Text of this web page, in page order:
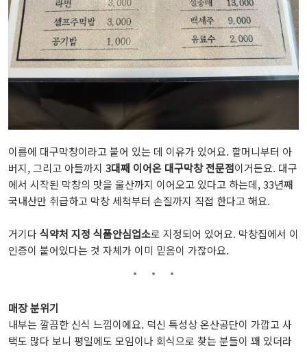
이름에 대구막창이라고 붙어 있는 데 이유가 있어요. 할머니부터 아
버지, 그리고 아들까지 3대째 이어온 대구막창 전문점이거든요. 대구
에서 시작된 막창의 맛을 울산까지 이어오고 있다고 하는데, 33년째
국내산만 취급하고 막창 세척부터 손질까지 직접 한다고 해요.
거기다식약처 지정 식품안심업소로 지정되어 있어요. 막창집에서 이
인증이 붙어있다는 것 자체가 이미 믿음이 가잖아요.
매장 분위기
내부는 깔끔한 신식 느낌이에요. 덕신 특성상 온산공단이 가깝고 사
택도 많다 보니 평일에도 모임이나 회식으로 찾는 분들이 꽤 있더라